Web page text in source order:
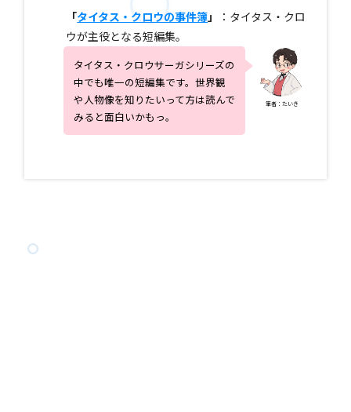
「タイタス・クロウの事件簿」
：タイタス・クロ
ウが主役となる短編集。
筆者：たいき
タイタス・クロウサーガシリーズの
中でも唯一の短編集です。世界観
や人物像を知りたいって方は読んで
みると面白いかもっ。